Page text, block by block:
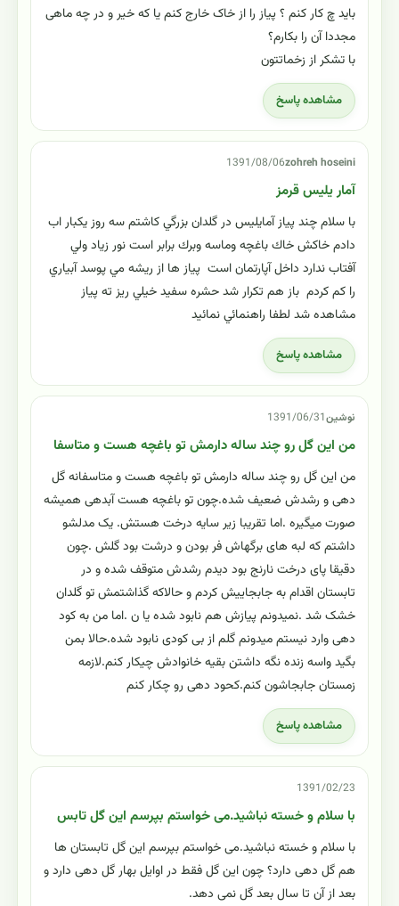
باید چ کار کنم ؟ پیاز را از خاک خارج کنم یا که خیر و در چه ماهی
مجددا آن را بکارم؟
با تشکر از زخماتتون
مشاهده پاسخ
zohreh hoseini
1391/08/06
آمار يليس قرمز
با سلام چند پياز آمايليس در گلدان بزرگي كاشتم سه روز يكبار اب
دادم خاكش خاك باغچه وماسه وبرك برابر است نور زياد ولي
آفتاب ندارد داخل آپارتمان است پياز ها از ريشه مي پوسد آبياري
را كم كردم باز هم تكرار شد حشره سفيد خيلي ريز ته پياز
مشاهده شد لطفا راهنمائي نمائيد
مشاهده پاسخ
نوشین1391/06/31
من این گل رو چند ساله دارمش تو باغچه هست و متاسفا
من این گل رو چند ساله دارمش تو باغچه هست و متاسفانه گل
دهی و رشدش ضعیف شده.چون تو باغچه هست آبدهی همیشه
صورت میگیره .اما تقریبا زیر سایه درخت هستش. یک مدلشو
داشتم که لبه های برگهاش فر بودن و درشت بود گلش .چون
دقیقا پای درخت نارنج بود دیدم رشدش متوقف شده و در
تابستان اقدام به جابجاییش کردم و حالاکه گذاشتمش تو گلدان
خشک شد .نمیدونم پیازش هم نابود شده یا ن .اما من به کود
دهی وارد نیستم میدونم گلم از بی کودی نابود شده.حالا بمن
بگید واسه زنده نگه داشتن بقیه خانوادش چیکار کنم.لازمه
زمستان جابجاشون کنم.کحود دهی رو چکار کنم
مشاهده پاسخ
1391/02/23
با سلام و خسته نباشید.می خواستم بپرسم این گل تابس
با سلام و خسته نباشید.می خواستم بپرسم این گل تابستان ها
هم گل دهی دارد؟ چون این گل فقط در اوایل بهار گل دهی دارد و
بعد از آن تا سال بعد گل نمی دهد.